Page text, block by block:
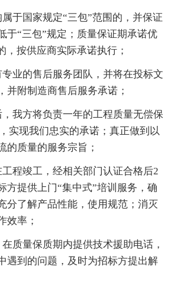
国家规定“三包”范围的，并保证
于“三包”规定；质量保证期承诺优
，按供应商实际承诺执行；
的售后服务团队，并将在投标文
并附制造商售后服务承诺；
方将负责一年的工程质量无偿保
实现我们忠实的承诺；真正做到以
的质量的服务宗旨；
竣工，经相关部门认证合格后2
方提供上门“集中式”培训服务，确
分了解产品性能，使用规范；消灭
效率；
量保质期内提供技术援助电话，
遇到的问题，及时为招标方提出解